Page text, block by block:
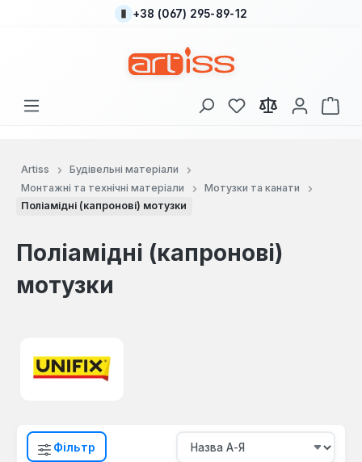
Перейти до основного вмісту
+38 (067) 295-89-12
У вас є 0 у списку
Artiss
Будівельні матеріали
Монтажні та технічні матеріали
Мотузки та канати
Поліамідні (капронові) мотузки
Поліамідні (капронові)
мотузки
Фільтр